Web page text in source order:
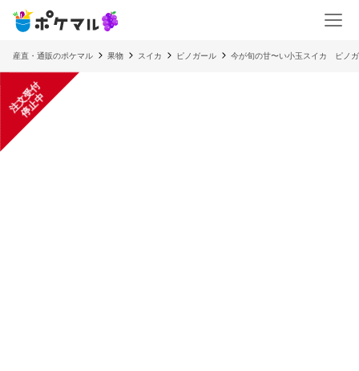
産直・通販のポケマル 果物 スイカ ピノガール 今が旬の甘〜い小玉スイカ ピノ
注
文
受
付
停
止
中